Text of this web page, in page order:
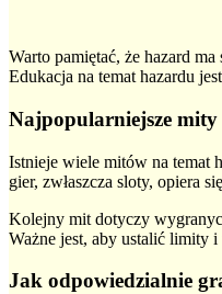
Warto pamiętać, że hazard
Edukacja na temat hazardu
Najpopularniejsze mity
Istnieje wiele mitów na temat
gier, zwłaszcza sloty, opiera
Kolejny mit dotyczy
Ważne jest, aby ustalić limity
Jak odpowiedzialnie